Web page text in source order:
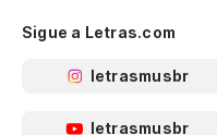
Sigue a Letras.com
letrasmusbr
letrasmusbr